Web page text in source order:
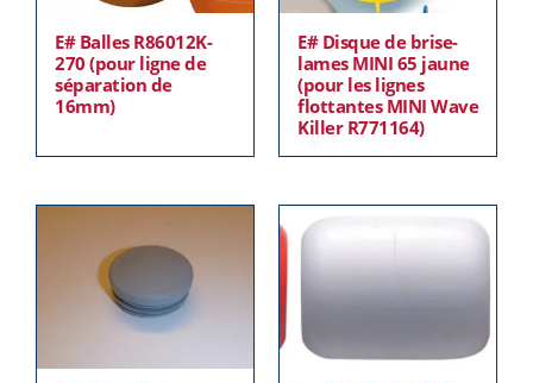
E# Balles R86012K-
270 (pour ligne de
séparation de
16mm)
E# Disque de brise-
lames MINI 65 jaune
(pour les lignes
flottantes MINI Wave
Killer R771164)